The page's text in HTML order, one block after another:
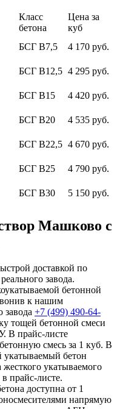
Класс
бетона
Цена за
куб
БСГ В7,5
4 170 руб.
БСГ В12,5 4 295 руб.
БСГ В15
4 420 руб.
БСГ В20
4 535 руб.
БСГ В22,5 4 670 руб.
БСГ В25
4 790 руб.
БСГ В30 5 150 руб.
Машково с
доставкой по
завода.
бетонной
к нашим
завода +7 (499) 490-64-
тощей бетонной смеси
В прайс-листе
смесь за 1 куб. В
бетон
укатываемого
прайс-листе.
доступна от 1
напрямую